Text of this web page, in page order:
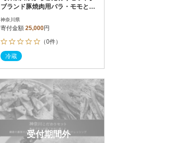
ブランド豚焼肉用バラ・モモと鎌
で配送】
神奈川県
寄付金額 25,000円
（0件）
冷蔵
受付期間外